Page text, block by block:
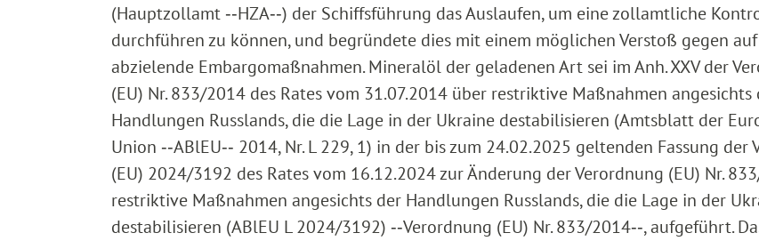
(Hauptzollamt ‑‑HZA‑‑) der Schiffsführung das Auslaufen, um eine zollamtliche
durchführen zu können, und begründete dies mit einem möglichen Verstoß gegen
abzielende Embargomaßnahmen. Mineralöl der geladenen Art sei im Anh. XXV der
(EU) Nr. 833/2014 des Rates vom 31.07.2014 über restriktive Maßnahmen angesichts
Handlungen Russlands, die die Lage in der Ukraine destabilisieren (Amtsblatt der
Union ‑‑ABlEU‑‑ 2014, Nr. L 229, 1) in der bis zum 24.02.2025 geltenden Fassung der
(EU) 2024/3192 des Rates vom 16.12.2024 zur Änderung der Verordnung (EU) Nr.
restriktive Maßnahmen angesichts der Handlungen Russlands, die die Lage in der
destabilisieren (ABlEU L 2024/3192) ‑‑Verordnung (EU) Nr. 833/2014‑‑, aufgeführt.